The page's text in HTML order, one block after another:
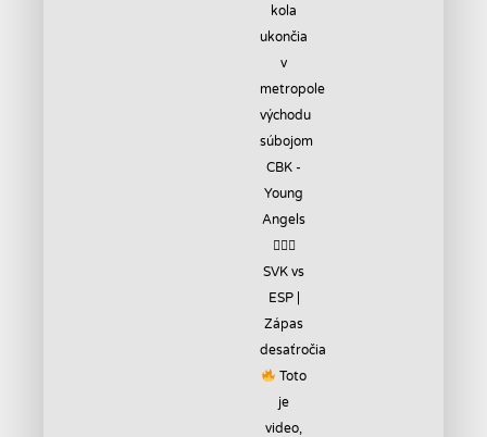
SVK vs
ESP |
Zápas
desaťročia
Toto
je
video,